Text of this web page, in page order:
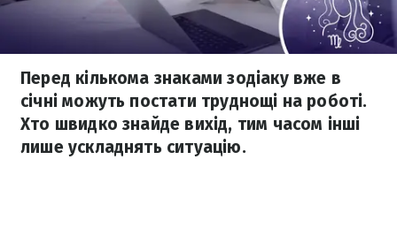
Перед кількома знаками зодіаку вже в
січні можуть постати труднощі на роботі.
Хто швидко знайде вихід, тим часом інші
лише ускладнять ситуацію.